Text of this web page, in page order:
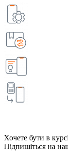
Хочете бути в
Підпишіться на